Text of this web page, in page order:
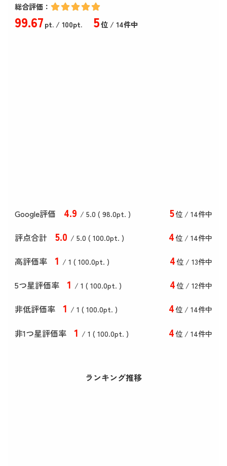
総合評価：
99.67pt./ 100pt. 5位 / 14件中
Google評価 4.9 / 5.0 ( 98.0pt. ) 5位 / 14件中
評点合計 5.0 / 5.0 ( 100.0pt. ) 4位 / 14件中
高評価率 1 / 1 ( 100.0pt. ) 4位 / 13件中
5つ星評価率 1 / 1 ( 100.0pt. ) 4位 / 12件中
非低評価率 1 / 1 ( 100.0pt. ) 4位 / 14件中
非1つ星評価率 1 / 1 ( 100.0pt. ) 4位 / 14件中
ランキング推移